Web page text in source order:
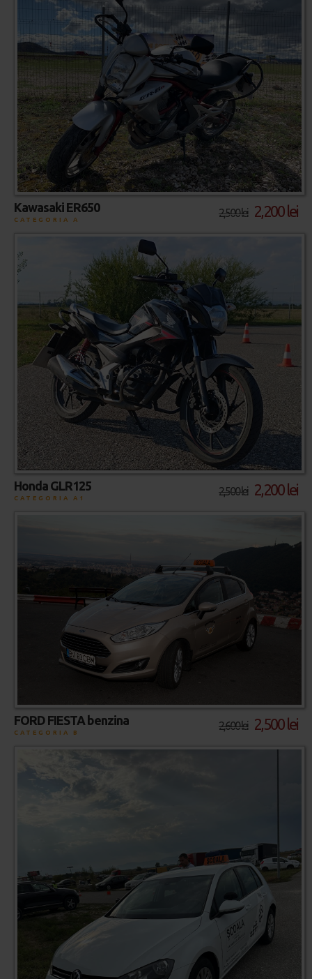
2,500 lei 2,200 lei
Kawasaki ER650
CATEGORIA A
2,500 lei 2,200 lei
Honda GLR125
CATEGORIA A1
2,600 lei 2,500 lei
FORD FIESTA benzina
CATEGORIA B